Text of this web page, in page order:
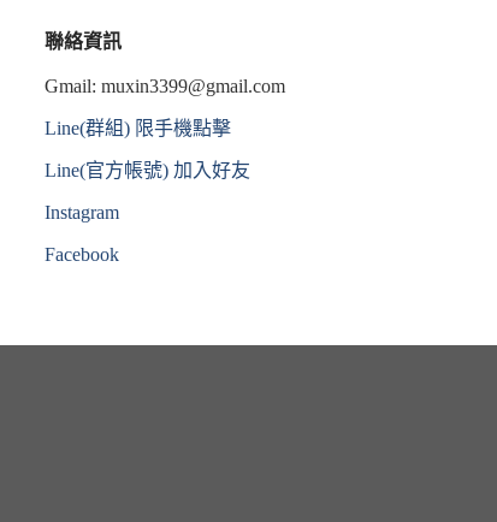
聯絡資訊
Gmail: muxin3399@gmail.com
Line(群組) 限手機點擊
Line(官方帳號) 加入好友
Instagram
Facebook